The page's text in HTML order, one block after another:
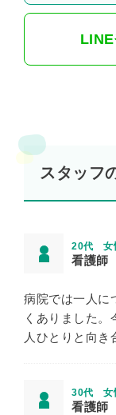
スタッフ
20代 女
看護師
病院では一人に
くありました。
人ひとりと向き
30代 女
看護師